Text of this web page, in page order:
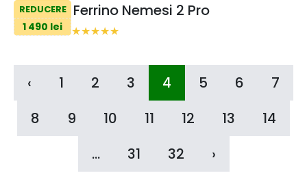
REDUCERE
1 490 lei
Ferrino Nemesi 2 Pro
‹ 1 2 3 4 5 6
7
8
9 10 11 12 13
14
...
31 32 ›